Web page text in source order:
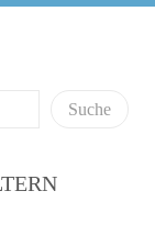
Suche